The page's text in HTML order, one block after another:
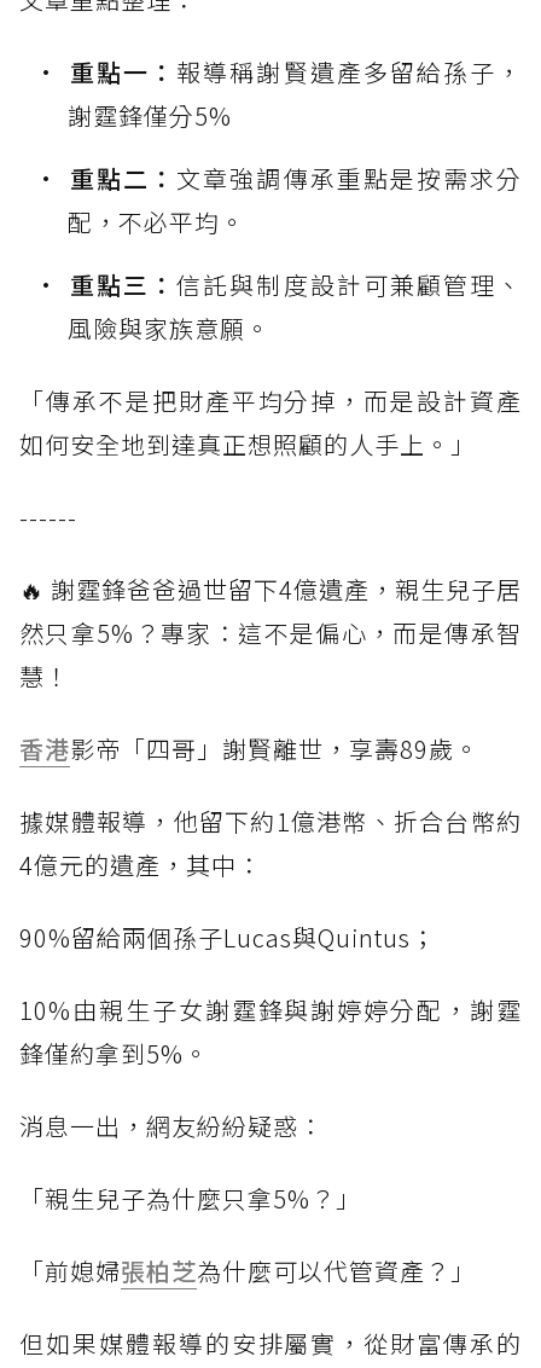
重點一： 報導稱謝賢遺產多留給孫子，
謝霆鋒僅分5%
重點二： 文章強調傳承重點是按需求分
配，不必平均。
重點三：信託與制度設計可兼顧管理、
風險與家族意願。
「傳承不是把財產平均分掉，而是設計資產
如何安全地到達真正想照顧的人手上。」
------
🔥 謝霆鋒爸爸過世留下4億遺產，親生兒子居
然只拿5%？專家：這不是偏心，而是傳承智
慧！
香港影帝「四哥」謝賢離世，享壽89歲。
據媒體報導，他留下約1億港幣、折合台幣約
4億元的遺產，其中：
90%留給兩個孫子Lucas與Quintus；
10%由親生子女謝霆鋒與謝婷婷分配，謝霆
鋒僅約拿到5%。
消息一出，網友紛紛疑惑：
「親生兒子為什麼只拿5%？」
「前媳婦張柏芝為什麼可以代管資產？」
但如果媒體報導的安排屬實，從財富傳承的